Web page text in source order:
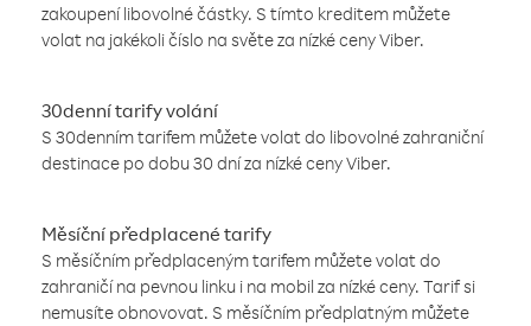
zakoupení libovolné částky. S tímto kreditem můžete
volat na jakékoli číslo na světe za nízké ceny Viber.
30denní tarify volání
S 30denním tarifem můžete volat do libovolné zahraniční
destinace po dobu 30 dní za nízké ceny Viber.
Měsíční předplacené tarify
S měsíčním předplaceným tarifem můžete volat do
zahraničí na pevnou linku i na mobil za nízké ceny. Tarif si
nemusíte obnovovat. S měsíčním předplatným můžete